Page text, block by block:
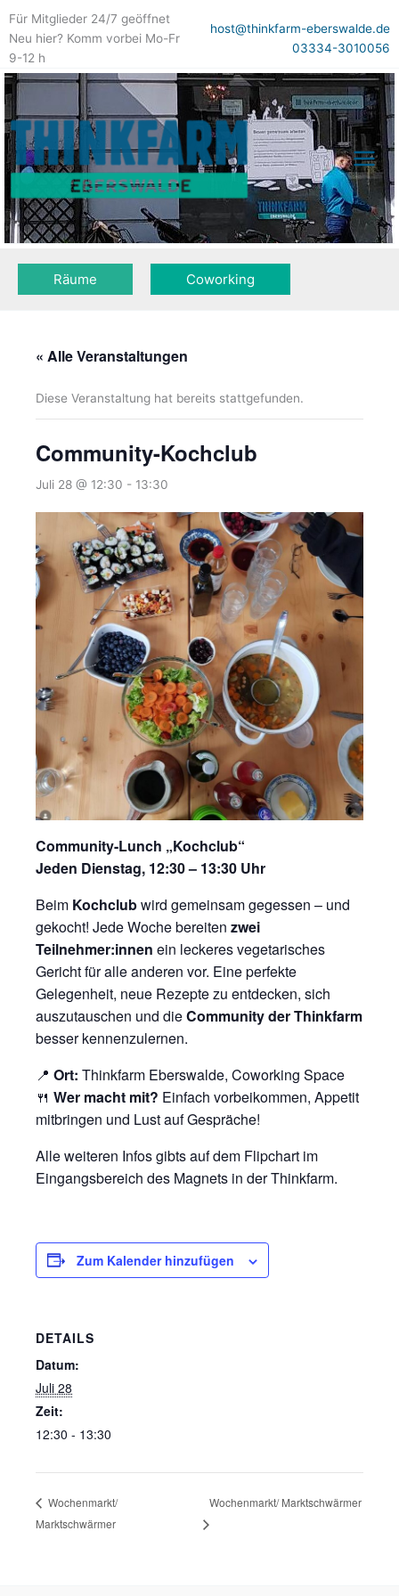
Für Mitglieder 24/7 geöffnet
Neu hier? Komm vorbei Mo-Fr
9-12 h
host@thinkfarm-eberswalde.de
03334-3010056
Räume Coworking
« Alle Veranstaltungen
Diese Veranstaltung hat bereits stattgefunden.
Community-Kochclub
Juli 28 @ 12:30 - 13:30
Community-Lunch „Kochclub“
Jeden Dienstag, 12:30 – 13:30 Uhr
Beim Kochclubwird gemeinsam gegessen – und
gekocht! Jede Woche bereiten zwei
Teilnehmer:innen ein leckeres vegetarisches
Gericht für alle anderen vor. Eine perfekte
Gelegenheit, neue Rezepte zu entdecken, sich
auszutauschen und dieCommunity der Thinkfarm
besser kennenzulernen.
📍 Ort: Thinkfarm Eberswalde, Coworking Space
🍴 Wer macht mit? Einfach vorbeikommen, Appetit
mitbringen und Lust auf Gespräche!
Alle weiteren Infos gibts auf dem Flipchart im
Eingangsbereich des Magnets in der Thinkfarm.
Zum Kalender hinzufügen
DETAILS
Datum:
Juli 28
Zeit:
12:30 - 13:30
Wochenmarkt/
Marktschwärmer
Wochenmarkt/ Marktschwärmer